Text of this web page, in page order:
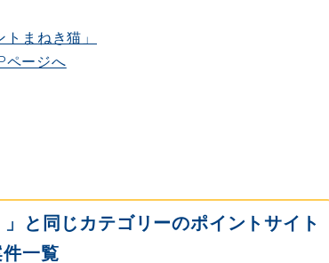
トまねき猫」
ページへ
と同じカテゴリーのポイントサイト
一覧